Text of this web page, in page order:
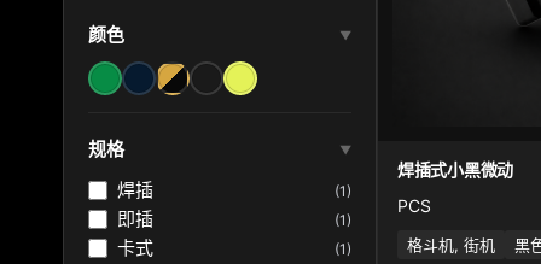
颜色 ▼
规格 ▼
焊插 (1)
即插 (1)
卡式 (1)
焊插式小黑微动
PCS
格斗机, 街机 黑